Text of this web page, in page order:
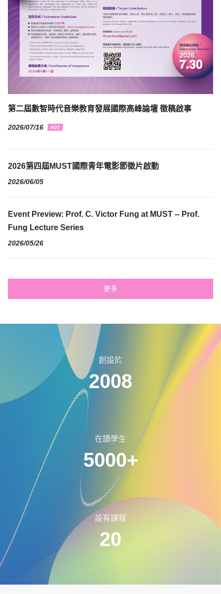
第二屆數智時代音樂教育發展國際高峰論壇 徵稿啟事
2026/07/16
2026第四屆MUST國際青年電影節徵片啟動
2026/06/05
Event Preview: Prof. C. Victor Fung at MUST -- Prof.
Fung Lecture Series
2026/05/26
更多
創設於
2008
在讀學生
5000+
設有課程
20